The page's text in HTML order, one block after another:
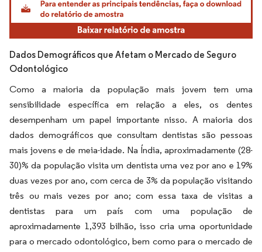
Dados Demográficos que Afetam o Mercado de Seguro
Odontológico
Como a maioria da população mais jovem tem uma
sensibilidade específica em relação a eles, os dentes
desempenham um papel importante nisso. A maioria dos
dados demográficos que consultam dentistas são pessoas
mais jovens e de meia-idade. Na Índia, aproximadamente (28-
30)% da população visita um dentista uma vez por ano e 19%
duas vezes por ano, com cerca de 3% da população visitando
três ou mais vezes por ano; com essa taxa de visitas a
dentistas para um país com uma população de
aproximadamente 1,393 bilhão, isso cria uma oportunidade
para o mercado odontológico, bem como para o mercado de